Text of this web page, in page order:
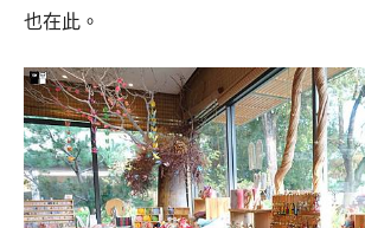
也在此。